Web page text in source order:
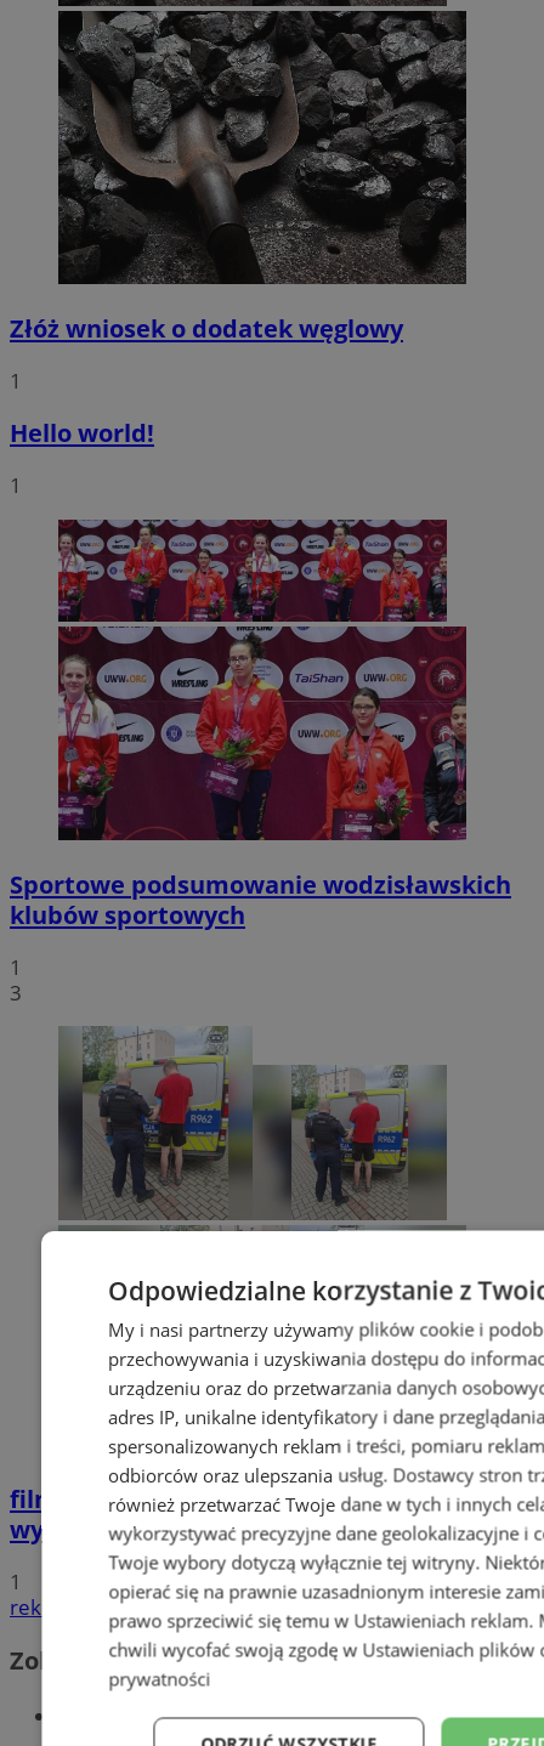
Złóż wniosek o dodatek węglowy
1
Hello world!
1
Sportowe podsumowanie wodzisławskich
klubów sportowych
1
3
film
Potrącił seniorkę i uciekł z miejsca
wypadku. 20-latek trafił do aresztu
1
reklama
Zobacz również
Wiadomości kryminalne w Wodzisławiu
Odpowiedzialne korzystanie z
My i nasi partnerzy używamy plików cookie i
przechowywania i uzyskiwania dostępu do
urządzeniu oraz do przetwarzania danych
adres IP, unikalne identyfikatory i dane
spersonalizowanych reklam i treści, pomiaru
odbiorców oraz ulepszania usług. Dostawcy stron
również przetwarzać Twoje dane w tych i innych
wykorzystywać precyzyjne dane geolokalizacyjne i
Twoje wybory dotyczą wyłącznie tej witryny.
opierać się na prawnie uzasadnionym interesie
prawo sprzeciwić się temu w Ustawieniach reklam.
chwili wycofać swoją zgodę w Ustawieniach plików
prywatności